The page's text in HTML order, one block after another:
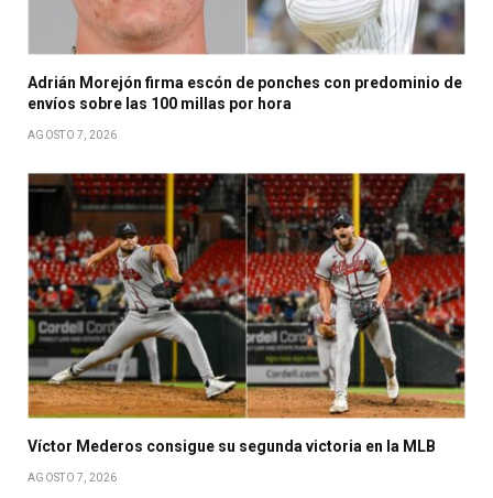
Adrián Morejón firma escón de ponches con predominio de
envíos sobre las 100 millas por hora
AGOSTO 7, 2026
Víctor Mederos consigue su segunda victoria en la MLB
AGOSTO 7, 2026